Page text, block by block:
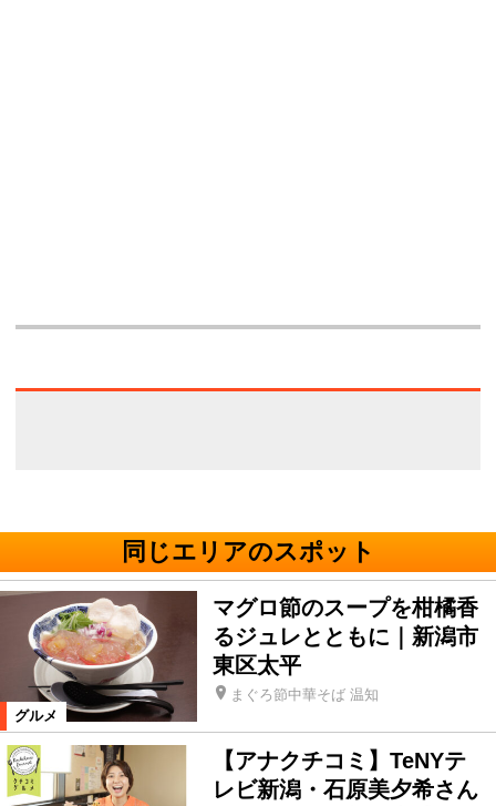
同じエリアのスポット
グルメ
マグロ節のスープを柑橘香
るジュレとともに｜新潟市
東区太平
まぐろ節中華そば 温知
【アナクチコミ】TeNYテ
レビ新潟・石原美夕希さん